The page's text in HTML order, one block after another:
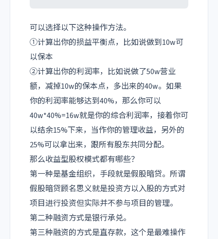
可以选择以下这种操作方法。
①计算出你的损益平衡点，比如说做到10w可
以保本
②计算出你的利润率，比如说做了50w营业
额，减掉10w的保本点，多出来的40w。如果
你的利润率能够达到40%，那么你可以
40w*40%=16w就是你的综合利润率，接着你可
以结余15%下来，当作你的管理收益，另外的
25%可以拿出来，跟所有股东共同分配。
那么收益型股权模式都有哪些？
第一种是基金组织，手段就是假股暗贷。所谓
假股暗贷顾名思义就是投资方以入股的方式对
项目进行投资但实际并不参与项目的管理。
第二种融资方式是银行承兑。
第三种融资的方式是直存款，这个是最难操作